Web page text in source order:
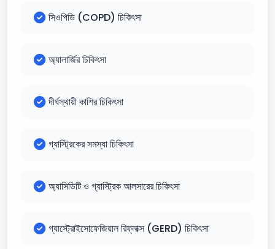
সিওপিডি (COPD) চিকিৎসা
অ্যালার্জির চিকিৎসা
দীর্ঘস্থায়ী কাশির চিকিৎসা
গ্যাস্ট্রিকের সমস্যা চিকিৎসা
অ্যাসিডিটি ও গ্যাস্ট্রিক আলসারের চিকিৎসা
গ্যাস্ট্রোইসোফেজিয়াল রিফ্লাক্স (GERD) চিকিৎসা